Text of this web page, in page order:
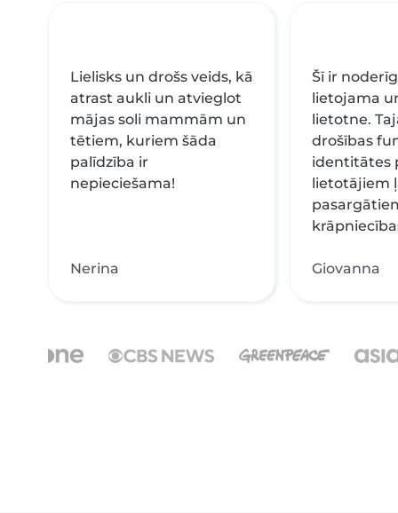
Lielisks un drošs veids, kā
atrast aukli un atvieglot
mājas soli mammām un
tētiem, kuriem šāda
palīdzība ir
nepieciešama!
Nerina
Šī ir
lietojama
lietotne.
drošības
identitātes
lietotājiem
Giovanna